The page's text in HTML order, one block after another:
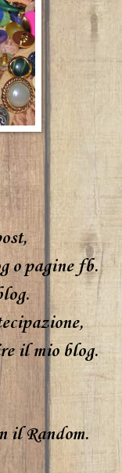
o pagine fb.
il mio blog.
il Random.